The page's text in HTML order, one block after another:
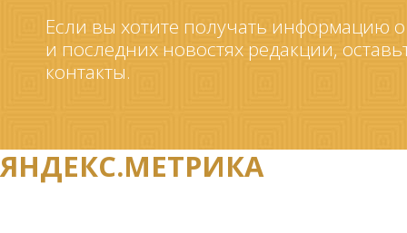
Если вы хотите получать информацию
и последних новостях редакции,
контакты.
ЯНДЕКС.МЕТРИКА